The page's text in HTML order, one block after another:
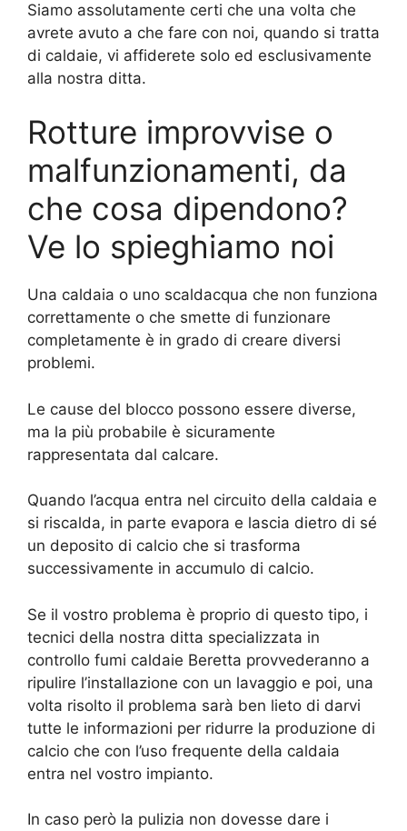
Siamo assolutamente certi che una volta che
avrete avuto a che fare con noi, quando si tratta
di caldaie, vi affiderete solo ed esclusivamente
alla nostra ditta.
Rotture improvvise o
malfunzionamenti, da
che cosa dipendono?
Ve lo spieghiamo noi
Una caldaia o uno scaldacqua che non funziona
correttamente o che smette di funzionare
completamente è in grado di creare diversi
problemi.
Le cause del blocco possono essere diverse,
ma la più probabile è sicuramente
rappresentata dal calcare.
Quando l’acqua entra nel circuito della caldaia e
si riscalda, in parte evapora e lascia dietro di sé
un deposito di calcio che si trasforma
successivamente in accumulo di calcio.
Se il vostro problema è proprio di questo tipo, i
tecnici della nostra ditta specializzata in
controllo fumi caldaie Beretta provvederanno a
ripulire l’installazione con un lavaggio e poi, una
volta risolto il problema sarà ben lieto di darvi
tutte le informazioni per ridurre la produzione di
calcio che con l’uso frequente della caldaia
entra nel vostro impianto.
In caso però la pulizia non dovesse dare i